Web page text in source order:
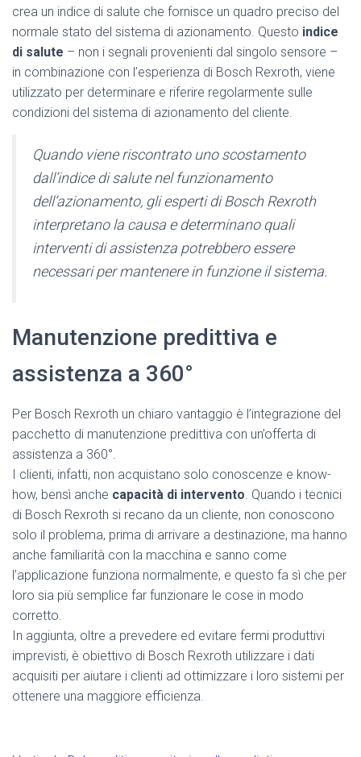
crea un indice di salute che fornisce un quadro preciso del
normale stato del sistema di azionamento. Questo indice
di salute – non i segnali provenienti dal singolo sensore –
in combinazione con l’esperienza di Bosch Rexroth, viene
utilizzato per determinare e riferire regolarmente sulle
condizioni del sistema di azionamento del cliente.
Quando viene riscontrato uno scostamento
dall’indice di salute nel funzionamento
dell’azionamento, gli esperti di Bosch Rexroth
interpretano la causa e determinano quali
interventi di assistenza potrebbero essere
necessari per mantenere in funzione il sistema.
Manutenzione predittiva e
assistenza a 360°
Per Bosch Rexroth un chiaro vantaggio è l’integrazione del
pacchetto di manutenzione predittiva con un’offerta di
assistenza a 360°.
I clienti, infatti, non acquistano solo conoscenze e know-
how, bensì anche capacità di intervento. Quando i tecnici
di Bosch Rexroth si recano da un cliente, non conoscono
solo il problema, prima di arrivare a destinazione, ma hanno
anche familiarità con la macchina e sanno come
l’applicazione funziona normalmente, e questo fa sì che per
loro sia più semplice far funzionare le cose in modo
corretto.
In aggiunta, oltre a prevedere ed evitare fermi produttivi
imprevisti, è obiettivo di Bosch Rexroth utilizzare i dati
acquisiti per aiutare i clienti ad ottimizzare i loro sistemi per
ottenere una maggiore efficienza.